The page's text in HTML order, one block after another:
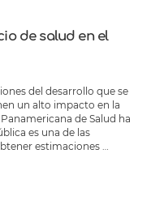
de salud en el
del desarrollo que se
un alto impacto en la
de Salud ha
es una de las
estimaciones …